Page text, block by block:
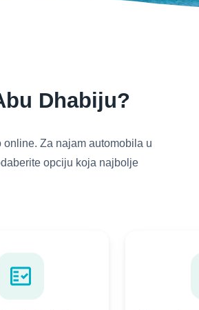
Dhabiju?
Za najam automobila u
opciju koja najbolje
fact_check